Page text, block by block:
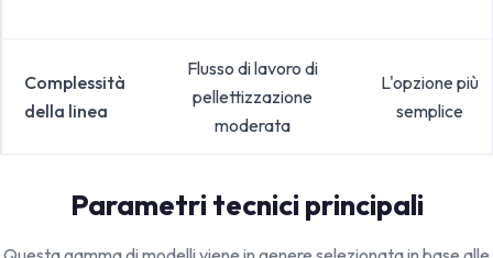
Complessità
della linea
Flusso di lavoro di
pellettizzazione
moderata
L'opzione più
semplice
Parametri tecnici principali